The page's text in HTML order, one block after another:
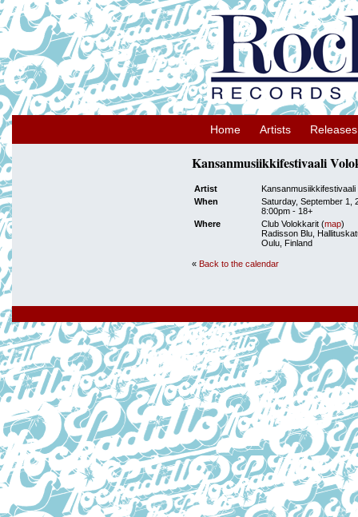
Home Artists Releases
Kansanmusiikkifestivaali
Artist
Kansanmusiikkifestivaali
When
Saturday, September 1,
8:00pm - 18+
Where
Club Volokkarit (map)
Radisson Blu,
Oulu, Finland
« Back to the calendar